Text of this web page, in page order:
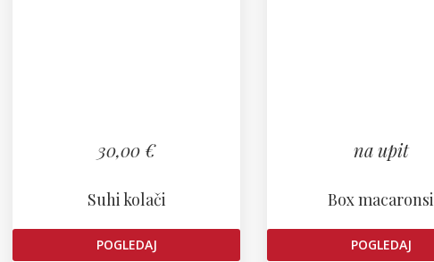
30,00 €
Suhi kolači
POGLEDAJ
na upit
Box macaronsi
POGLEDAJ